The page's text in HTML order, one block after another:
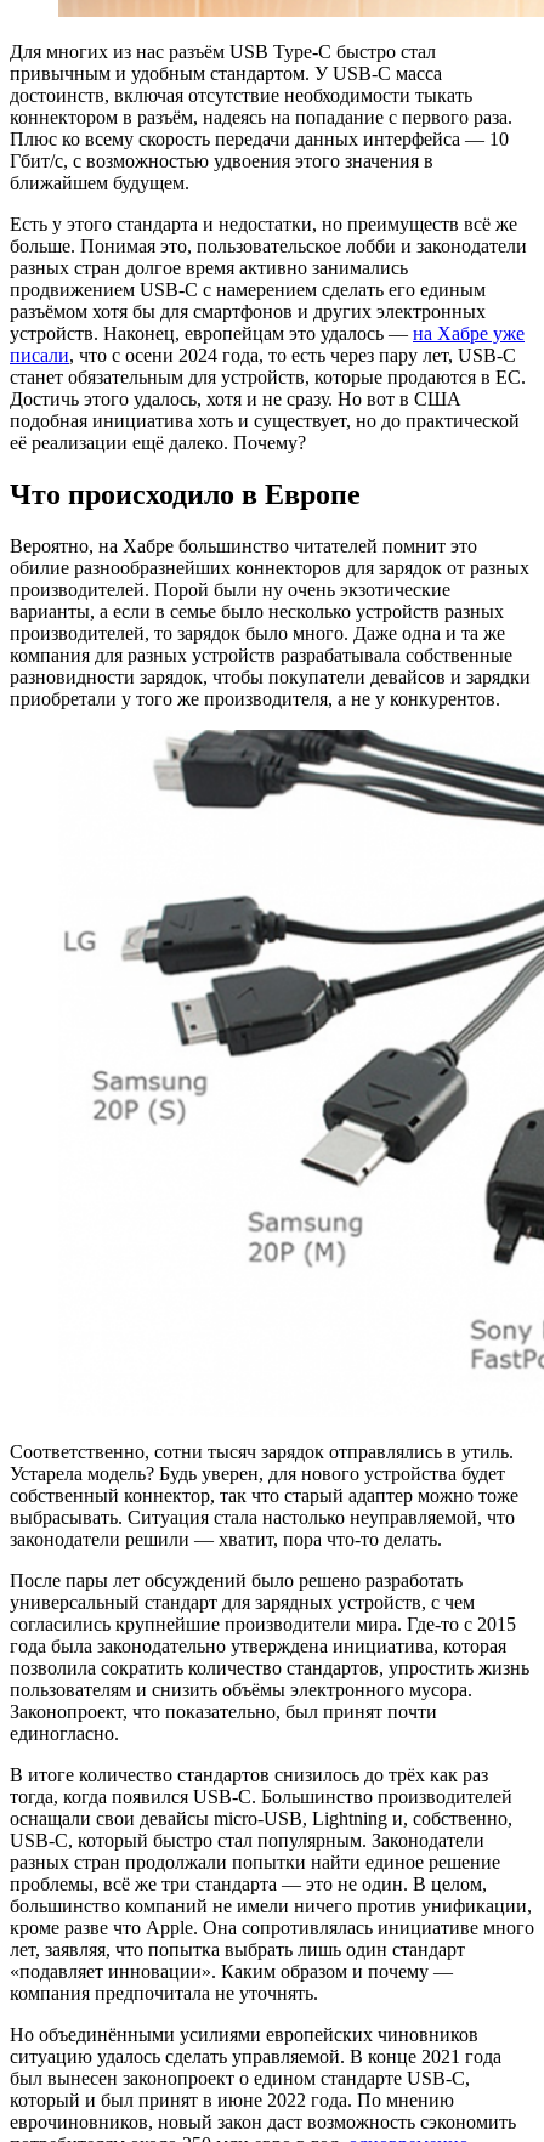
Для многих из нас разъём USB Type-C быстро стал
привычным и удобным стандартом. У USB-C масса
достоинств, включая отсутствие необходимости тыкать
коннектором в разъём, надеясь на попадание с первого раза.
Плюс ко всему скорость передачи данных интерфейса — 10
Гбит/с, с возможностью удвоения этого значения в
ближайшем будущем.
Есть у этого стандарта и недостатки, но преимуществ всё же
больше. Понимая это, пользовательское лобби и законодатели
разных стран долгое время активно занимались
продвижением USB-C с намерением сделать его единым
разъёмом хотя бы для смартфонов и других электронных
устройств. Наконец, европейцам это удалось — на Хабре уже
писали, что с осени 2024 года, то есть через пару лет, USB-C
станет обязательным для устройств, которые продаются в ЕС.
Достичь этого удалось, хотя и не сразу. Но вот в США
подобная инициатива хоть и существует, но до практической
её реализации ещё далеко. Почему?
Что происходило в Европе
Вероятно, на Хабре большинство читателей помнит это
обилие разнообразнейших коннекторов для зарядок от разных
производителей. Порой были ну очень экзотические
варианты, а если в семье было несколько устройств разных
производителей, то зарядок было много. Даже одна и та же
компания для разных устройств разрабатывала собственные
разновидности зарядок, чтобы покупатели девайсов и зарядки
приобретали у того же производителя, а не у конкурентов.
Соответственно, сотни тысяч зарядок отправлялись в утиль.
Устарела модель? Будь уверен, для нового устройства будет
собственный коннектор, так что старый адаптер можно тоже
выбрасывать. Ситуация стала настолько неуправляемой, что
законодатели решили — хватит, пора что-то делать.
После пары лет обсуждений было решено разработать
универсальный стандарт для зарядных устройств, с чем
согласились крупнейшие производители мира. Где-то с 2015
года была законодательно утверждена инициатива, которая
позволила сократить количество стандартов, упростить жизнь
пользователям и снизить объёмы электронного мусора.
Законопроект, что показательно, был принят почти
единогласно.
В итоге количество стандартов снизилось до трёх как раз
тогда, когда появился USB-C. Большинство производителей
оснащали свои девайсы micro-USB, Lightning и, собственно,
USB-C, который быстро стал популярным. Законодатели
разных стран продолжали попытки найти единое решение
проблемы, всё же три стандарта — это не один. В целом,
большинство компаний не имели ничего против унификации,
кроме разве что Apple. Она сопротивлялась инициативе много
лет, заявляя, что попытка выбрать лишь один стандарт
«подавляет инновации». Каким образом и почему —
компания предпочитала не уточнять.
Но объединёнными усилиями европейских чиновников
ситуацию удалось сделать управляемой. В конце 2021 года
был вынесен законопроект о едином стандарте USB-C,
который и был принят в июне 2022 года. По мнению
еврочиновников, новый закон даст возможность сэкономить